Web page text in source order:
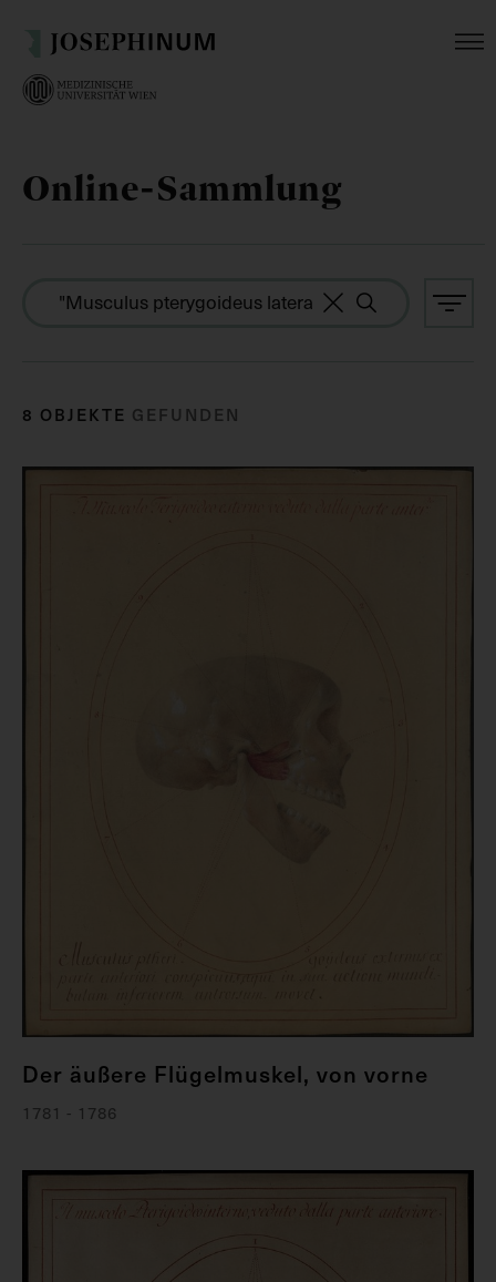
Online-Sammlung
8 OBJEKTE GEFUNDEN
Der äußere Flügelmuskel, von vorne
1781 - 1786